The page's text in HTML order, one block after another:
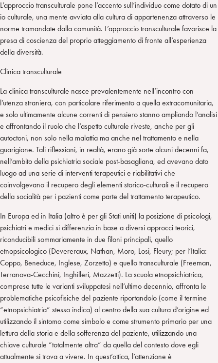
L’approccio transculturale pone l’accento sull’individuo come dotato di un
io culturale, una mente avviata alla cultura di appartenenza attraverso le
norme tramandate dalla comunità. L’approccio transculturale favorisce la
presa di coscienza del proprio atteggiamento di fronte all’esperienza
della diversità.
Clinica transculturale
La clinica transculturale nasce prevalentemente nell’incontro con
l’utenza straniera, con particolare riferimento a quella extracomunitaria,
e solo ultimamente alcune correnti di pensiero stanno ampliando l’analisi
e affrontando il ruolo che l’aspetto culturale riveste, anche per gli
autoctoni, non solo nella malattia ma anche nel trattamento e nella
guarigione. Tali riflessioni, in realtà, erano già sorte alcuni decenni fa,
nell’ambito della psichiatria sociale post-basagliana, ed avevano dato
luogo ad una serie di interventi terapeutici e riabilitativi che
coinvolgevano il recupero degli elementi storico-culturali e il recupero
della socialità per i pazienti come parte del trattamento terapeutico.
In Europa ed in Italia (altro è per gli Stati uniti) la posizione di psicologi,
psichiatri e medici si differenzia in base a diversi approcci teorici,
riconducibili sommariamente in due filoni principali, quello
etnopsicologico (Devereraux, Nathan, Moro, Losi, Fleury; per l’Italia:
Coppo, Beneduce, Inglese, Zorzetto) e quello transculturale (Freeman,
Terranova-Cecchini, Inghilleri, Mazzetti). La scuola etnopsichiatrica,
comprese tutte le varianti sviluppatesi nell’ultimo decennio, affronta le
problematiche psicofisiche del paziente riportandolo (come il termine
“etnopsichiatria” stesso indica) al centro della sua cultura d’origine ed
utilizzando il sintomo come simbolo e come strumento primario per una
lettura della storia e della sofferenza del paziente, utilizzando una
chiave culturale “totalmente altra” da quella del contesto dove egli
attualmente si trova a vivere. In quest’ottica, l’attenzione è